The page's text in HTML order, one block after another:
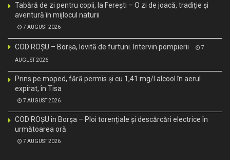
Tabără de zi pentru copii, la Ferești – O zi de joacă, tradiție și
aventură în mijlocul naturii
7 AUGUST 2026
COD ROȘU – Borșa, lovită de furtuni. Intervin pompierii 7
AUGUST 2026
Prins pe moped, fără permis și cu 1,41 mg/l alcool în aerul
expirat, în Tisa
7 AUGUST 2026
COD ROȘU în Borșa – Ploi torențiale și descărcări electrice în
următoarea oră
7 AUGUST 2026